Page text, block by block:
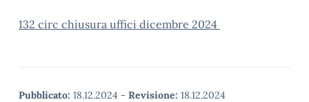
132 circ chiusura uffici dicembre 2024
Pubblicato: 18.12.2024 - Revisione: 18.12.2024